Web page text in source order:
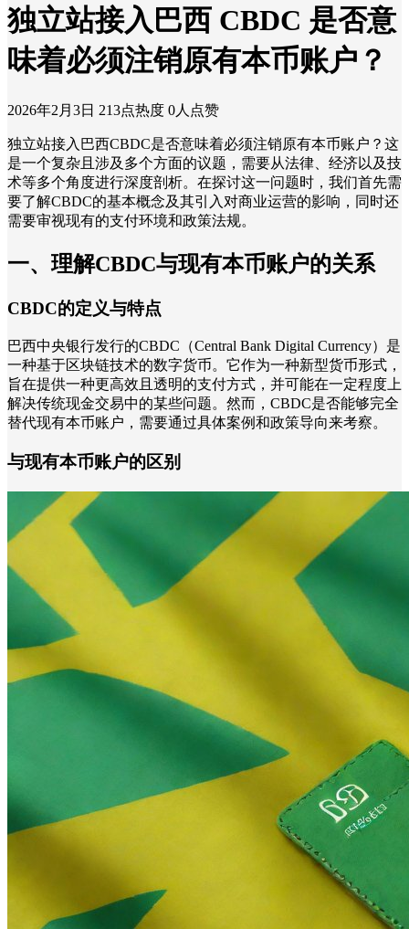
独立站接入巴西 CBDC 是否意
味着必须注销原有本币账户？
2026年2月3日 213点热度 0人点赞
独立站接入巴西CBDC是否意味着必须注销原有本币账户？这
是一个复杂且涉及多个方面的议题，需要从法律、经济以及技
术等多个角度进行深度剖析。在探讨这一问题时，我们首先需
要了解CBDC的基本概念及其引入对商业运营的影响，同时还
需要审视现有的支付环境和政策法规。
一、理解CBDC与现有本币账户的关系
CBDC的定义与特点
巴西中央银行发行的CBDC（Central Bank Digital Currency）是
一种基于区块链技术的数字货币。它作为一种新型货币形式，
旨在提供一种更高效且透明的支付方式，并可能在一定程度上
解决传统现金交易中的某些问题。然而，CBDC是否能够完全
替代现有本币账户，需要通过具体案例和政策导向来考察。
与现有本币账户的区别